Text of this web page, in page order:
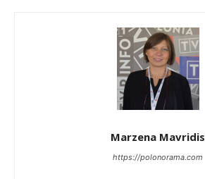
Marzena Mavridis
https://polonorama.com